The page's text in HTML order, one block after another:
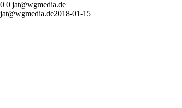
0 0 jat@wgmedia.de
jat@wgmedia.de2018-01-15